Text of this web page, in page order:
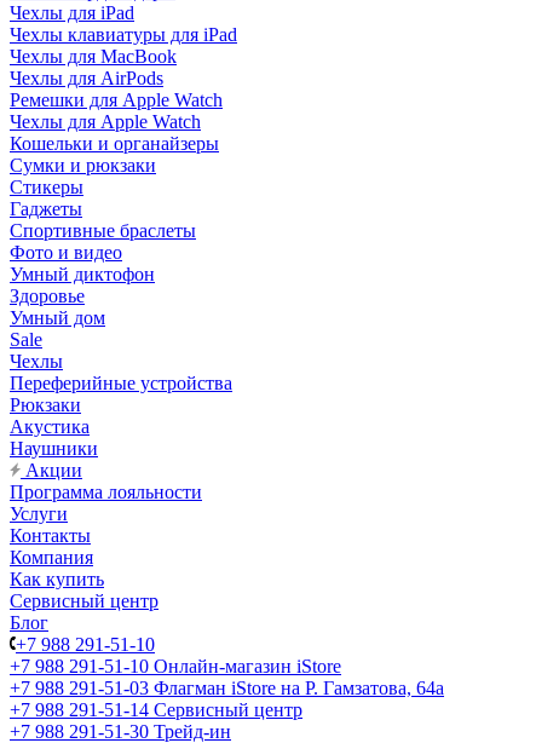
Чехлы для iPad
Чехлы клавиатуры для iPad
Чехлы для MacBook
Чехлы для AirPods
Ремешки для Apple Watch
Чехлы для Apple Watch
Кошельки и органайзеры
Сумки и рюкзаки
Стикеры
Гаджеты
Спортивные браслеты
Фото и видео
Умный диктофон
Здоровье
Умный дом
Sale
Чехлы
Переферийные устройства
Рюкзаки
Акустика
Наушники
Акции
Программа лояльности
Услуги
Контакты
Компания
Как купить
Сервисный центр
Блог
+7 988 291-51-10
+7 988 291-51-10 Онлайн-магазин iStore
+7 988 291-51-03 Флагман iStore на Р. Гамзатова, 64а
+7 988 291-51-14 Сервисный центр
+7 988 291-51-30 Трейд-ин